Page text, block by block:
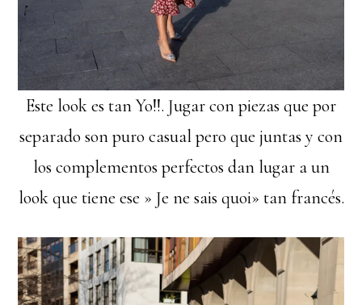
Este look es tan Yo!!. Jugar con piezas que por
separado son puro casual pero que juntas y con
los complementos perfectos dan lugar a un
look que tiene ese » Je ne sais quoi» tan francés.